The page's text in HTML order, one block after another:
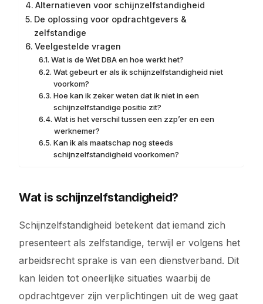
Alternatieven voor schijnzelfstandigheid
De oplossing voor opdrachtgevers &
zelfstandige
Veelgestelde vragen
Wat is de Wet DBA en hoe werkt het?
Wat gebeurt er als ik schijnzelfstandigheid niet
voorkom?
Hoe kan ik zeker weten dat ik niet in een
schijnzelfstandige positie zit?
Wat is het verschil tussen een zzp’er en een
werknemer?
Kan ik als maatschap nog steeds
schijnzelfstandigheid voorkomen?
Wat is schijnzelfstandigheid?
Schijnzelfstandigheid betekent dat iemand zich
presenteert als zelfstandige, terwijl er volgens het
arbeidsrecht sprake is van een dienstverband. Dit
kan leiden tot oneerlijke situaties waarbij de
opdrachtgever zijn verplichtingen uit de weg gaat